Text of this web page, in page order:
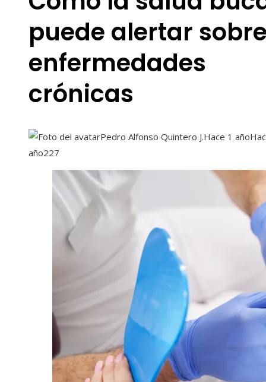
puede alertar
enfermedades
crónicas
Pedro Alfonso Quintero J.Hace 1 año
año227